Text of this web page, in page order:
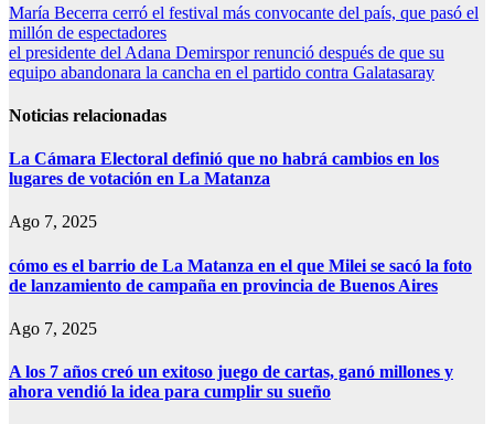
Navegación
de
entradas
María Becerra cerró el festival más convocante del país, que pasó el
millón de espectadores
el presidente del Adana Demirspor renunció después de que su
equipo abandonara la cancha en el partido contra Galatasaray
Noticias relacionadas
La Cámara Electoral definió que no habrá cambios en los
lugares de votación en La Matanza
Ago 7, 2025
cómo es el barrio de La Matanza en el que Milei se sacó la foto
de lanzamiento de campaña en provincia de Buenos Aires
Ago 7, 2025
A los 7 años creó un exitoso juego de cartas, ganó millones y
ahora vendió la idea para cumplir su sueño